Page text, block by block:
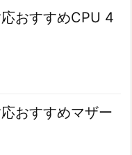
おすすめCPU 4
おすすめマザー